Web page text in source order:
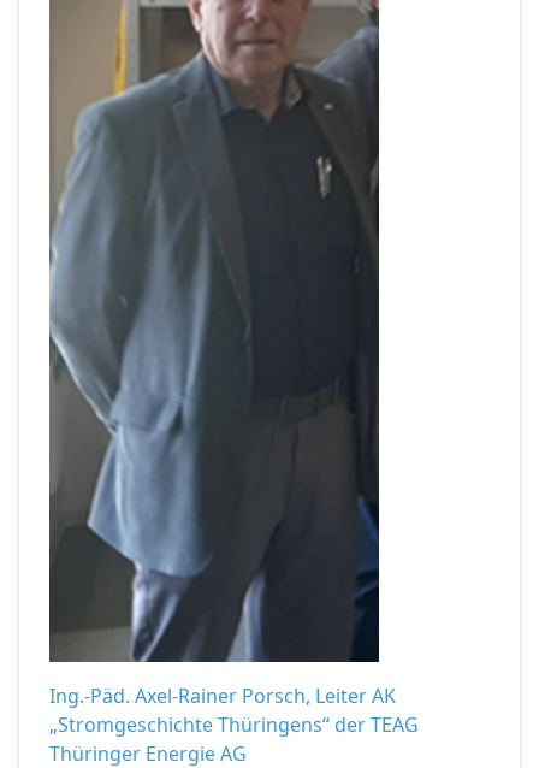
Ing.-Päd. Axel-Rainer Porsch, Leiter AK
„Stromgeschichte Thüringens“ der TEAG
Thüringer Energie AG